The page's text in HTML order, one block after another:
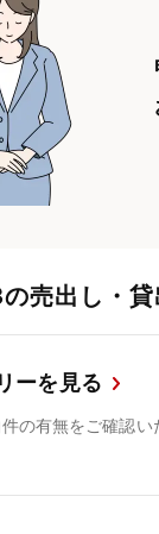
売出し・
ーを見る
の有無をご確認い